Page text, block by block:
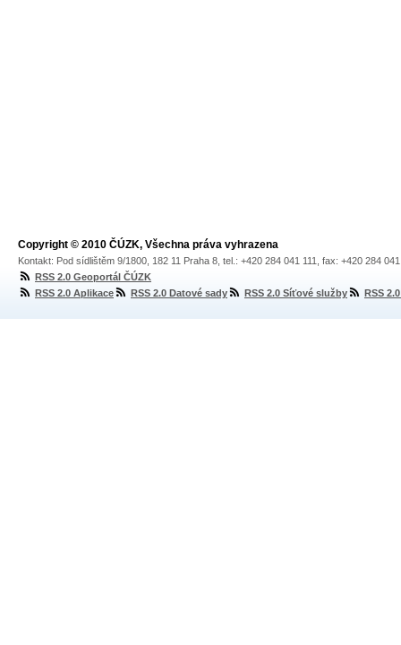
Copyright © 2010 ČÚZK, Všechna práva vyhrazena
Kontakt: Pod sídlištěm 9/1800, 182 11 Praha 8, tel.: +420 284 041 111, fax: +420 284
RSS 2.0 Geoportál ČÚZK
RSS 2.0 Aplikace
RSS 2.0 Datové sady RSS 2.0 Síťové služby RSS